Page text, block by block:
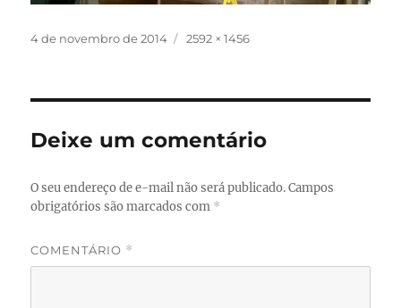
Publicado
4 de novembro de 2014
Tamanho
2592 × 1456
Deixe um comentário
O seu endereço de e-mail não será publicado. Campos
obrigatórios são marcados com *
COMENTÁRIO *